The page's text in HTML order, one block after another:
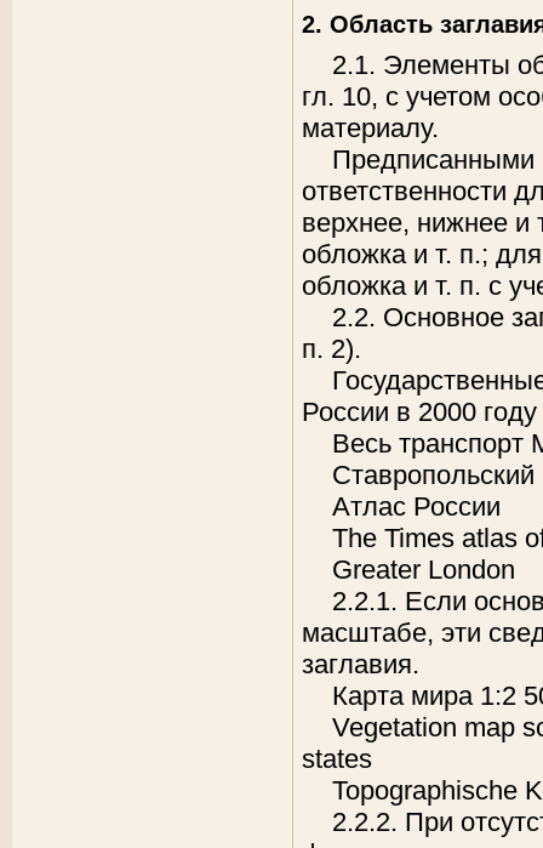
2. Область
2.1. Элементы
гл. 10, с учетом
материалу.
Предписанными
ответственности
верхнее, нижнее и
обложка и т. п.;
обложка и т. п. с
2.2. Основное
п. 2).
России в 2000 году
Весь транспорт
Ставропольский
Атлас России
The Times аtlas
Greater London
2.2.1. Если
масштабе, эти
заглавия.
Карта мира 1:2
Vegetation map
states
Topographische
2.2.2. При